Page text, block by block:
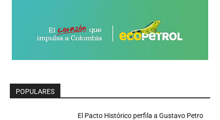
POPULARES
El Pacto Histórico perfila a Gustavo Petro